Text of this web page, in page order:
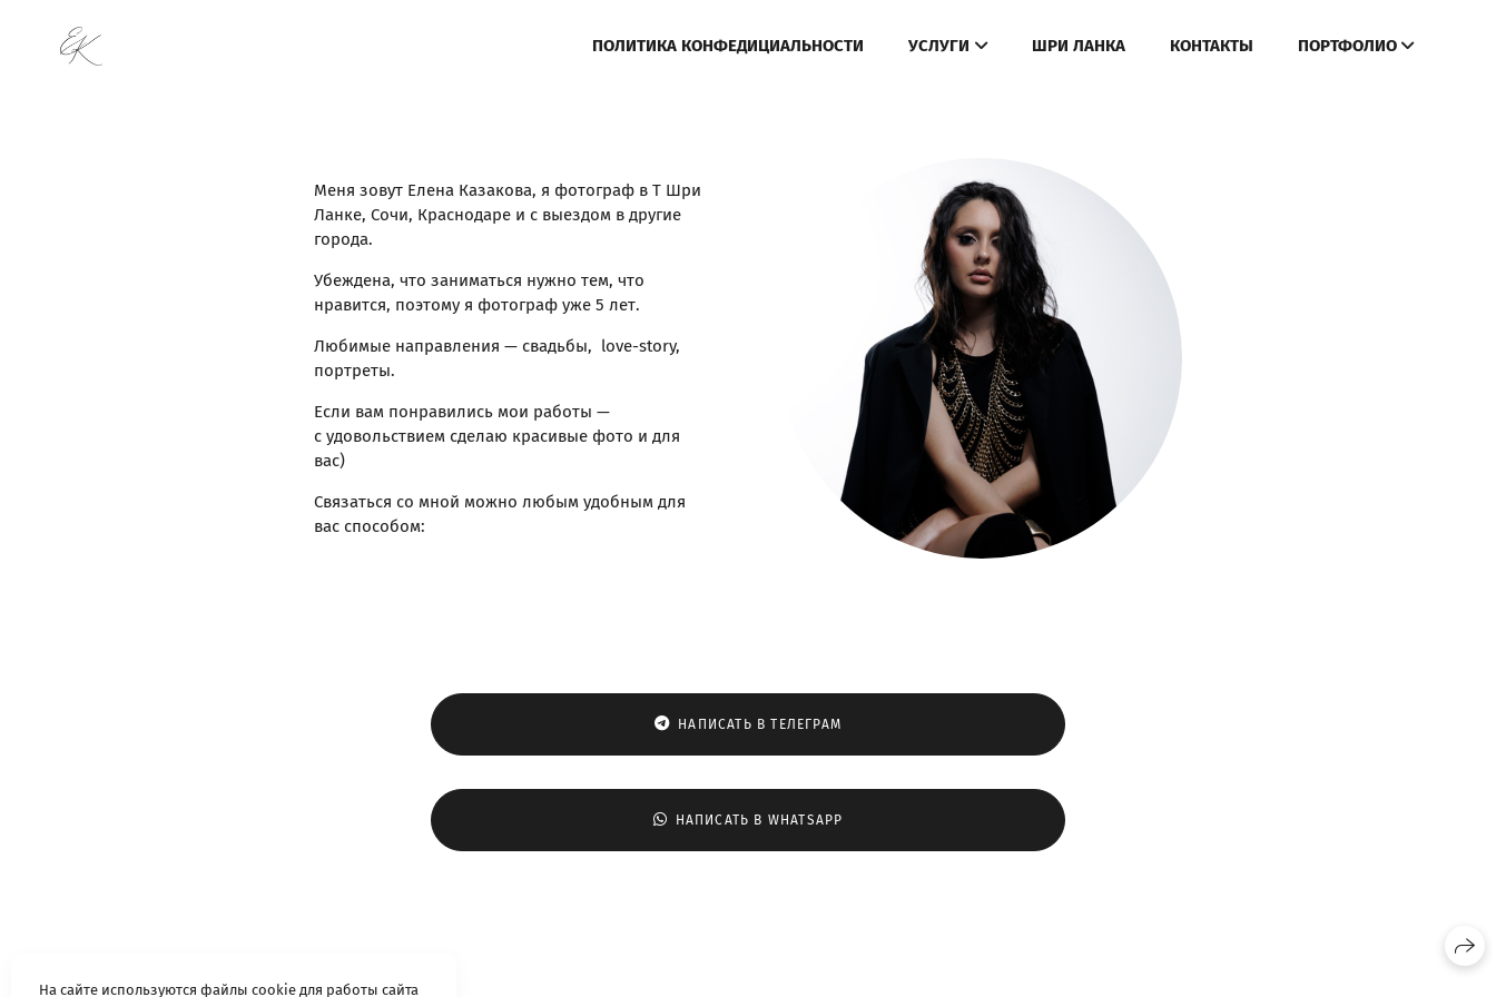
ПОЛИТИКА КОНФЕДИЦИАЛЬНОСТИ УСЛУГИ ШРИ ЛАНКА КОНТАКТЫ ПОРТФОЛИО
Меня зовут Елена Казакова, я фотограф в Т Шри
Ланке, Сочи, Краснодаре и с выездом в другие
города.
Убеждена, что заниматься нужно тем, что
нравится, поэтому я фотограф уже 5 лет.
Любимые направления — свадьбы, love-story,
портреты.
Если вам понравились мои работы —
с удовольствием сделаю красивые фото и для
вас)
Связаться со мной можно любым удобным для
вас способом:
НАПИСАТЬ В ТЕЛЕГРАМ
НАПИСАТЬ В WHATSAPP
На сайте используются файлы cookie для работы сайта